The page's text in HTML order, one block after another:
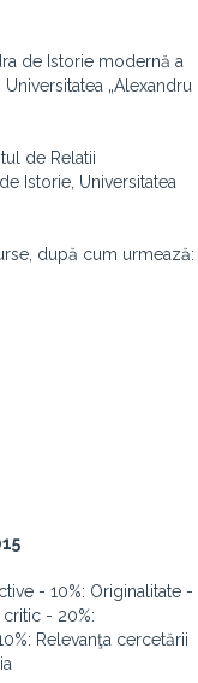
de Istorie modernă a
„Alexandru
de Relatii
Istorie, Universitatea
după cum urmează:
- 10%: Originalitate -
critic - 20%:
Relevanţa cercetării